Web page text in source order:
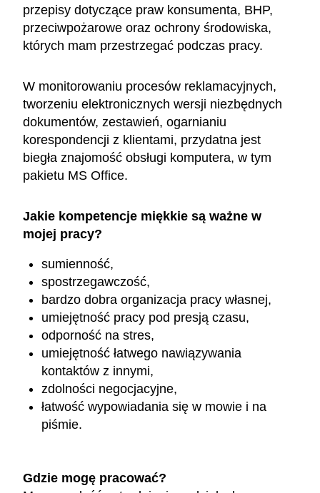
przepisy dotyczące praw konsumenta, BHP,
przeciwpożarowe oraz ochrony środowiska,
których mam przestrzegać podczas pracy.
W monitorowaniu procesów reklamacyjnych,
tworzeniu elektronicznych wersji niezbędnych
dokumentów, zestawień, ogarnianiu
korespondencji z klientami, przydatna jest
biegła znajomość obsługi komputera, w tym
pakietu MS Office.
Jakie kompetencje miękkie są ważne w
mojej pracy?
sumienność,
spostrzegawczość,
bardzo dobra organizacja pracy własnej,
umiejętność pracy pod presją czasu,
odporność na stres,
umiejętność łatwego nawiązywania
kontaktów z innymi,
zdolności negocjacyjne,
łatwość wypowiadania się w mowie i na
piśmie.
Gdzie mogę pracować?